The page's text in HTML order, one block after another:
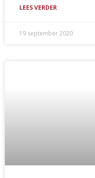
LEES VERDER
19 september 2020